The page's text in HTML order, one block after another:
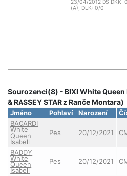
23/04/2012 DS DKK:
(A), DLK: 0/0
Sourozenci(8) - BIXI White
& RASSEY STAR z Ranče Montara)
Jméno Pohlaví Narození
BACARDI
White
Queen
Isabell
Pes 20/12/2021
BADDY
White
Queen
Isabell
Pes 20/12/2021